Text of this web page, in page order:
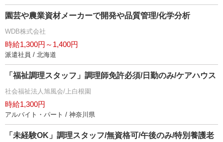
園芸や農業資材メーカーで開発や品質管理/化学分析
WDB株式会社
時給1,300円～1,400円
派遣社員 / 北海道
「福祉調理スタッフ」調理師免許必須/日勤のみ/ケアハウス
社会福祉法人旭風会/上白根園
時給1,300円
アルバイト・パート / 神奈川県
「未経験OK」調理スタッフ/無資格可/午後のみ/特別養護老